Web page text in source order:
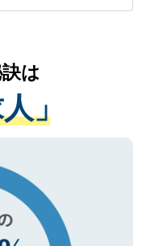
はご本人の許可
ついての厳密な
のみに付与され
取得済みです。
安心ください。
関の状況や紹介
なアドバイスを
にご転職をされ
ートが可能です
い。
は
」